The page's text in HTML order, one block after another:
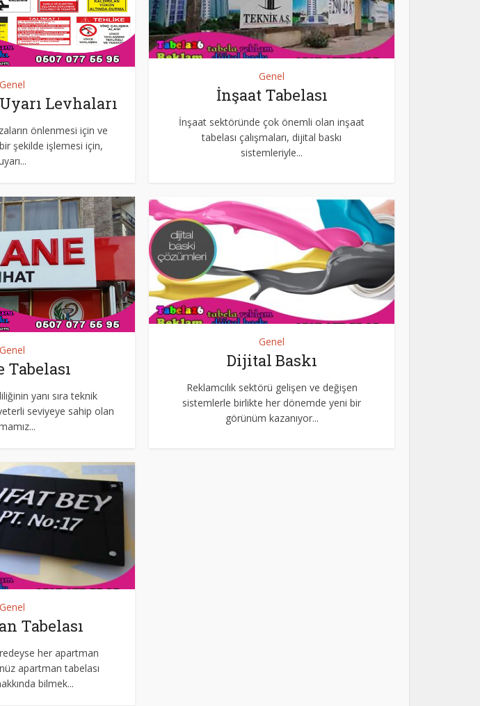
Genel
Levhaları
önlenmesi için ve
şekilde işlemesi için,
Genel
İnşaat Tabelası
İnşaat sektöründe çok önemli olan inşaat
tabelası çalışmaları, dijital baskı
sistemleriyle...
Genel
Tabelası
yanı sıra teknik
seviyeye sahip olan
Genel
Dijital Baskı
Reklamcılık sektörü gelişen ve değişen
sistemlerle birlikte her dönemde yeni bir
görünüm kazanıyor...
Genel
Tabelası
her apartman
apartman tabelası
bilmek...